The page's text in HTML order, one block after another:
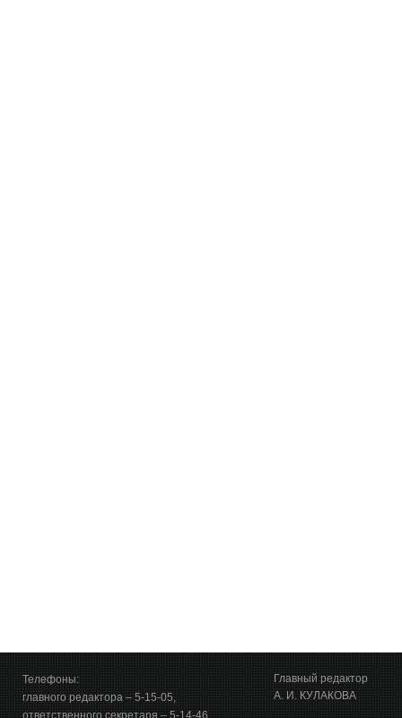
Телефоны:
главного редактора – 5-15-05,
ответственного секретаря – 5-14-46,
Главный редактор
А. И. КУЛАКОВА